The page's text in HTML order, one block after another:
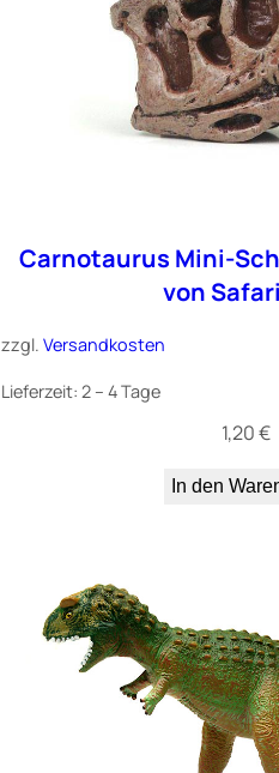
Carnotaurus Mini-
von
zzgl.Versandkosten
Lieferzeit:2 – 4 Tage
1,20€
In den